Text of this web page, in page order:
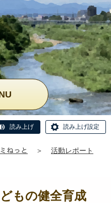
読み上げ 読み上げ設定
ねっと ＞
活動レポート
もの健全育成